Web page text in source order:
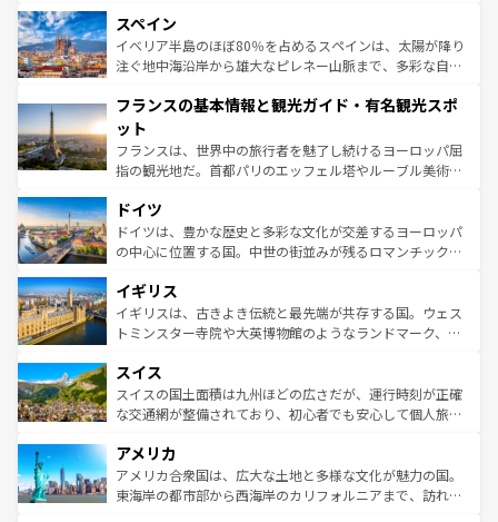
ろん、トスカーナの美しい田園風景やアマルフィ海岸の絶
景など、自然景観も見逃せない。観光の合間には、本場の
ピザやパスタなど、絶品のイタリア料理を堪能することも
ませてくれるイタリアで、忘れられない旅をしてみよう！
なお、新着のイタリア情報は
しい。
スペイン
イベリア半島のほぼ80％を占めるスペインは、太陽が降り
注ぐ地中海沿岸から雄大なピレネー山脈まで、多彩な自然
文化が根付くこの国では、情熱的なフラメンコ、熱気あふ
れる闘牛、そして美味しいタパスが生活の一部となってい
る。首都マドリードの洗練された雰囲気や、バルセロナの
アートに溢れた街角から、地方では古代ローマ遺跡や中世
せる。地方によって風土や気候が異なるスペインはその個
性で訪れる人を魅了する。 なお、新着のスペイン情報は コ
ンテンツ一覧を参照してほしい。
フランスの基本情報と観光ガイド・有名観光スポ
ット
フランスは、世界中の旅行者を魅了し続けるヨーロッパ屈
指の観光地だ。首都パリのエッフェル塔やルーブル美術館
で、幅広い魅力が詰まっている。華麗な宮殿、歴史的な大
聖堂、美しいビーチ、そして豊かな自然が、訪れる者を心
から魅了する。また、フランスは美食の国としても知ら
いる。シャンパンの発祥地であるランス、プロヴァンスの
香り高いラベンダー畑など、多彩な楽しみ方が可能だ。さ
らに、パリ以外の地域にも魅力が溢れており、どの街角に
れる地方に足を運ぶとそれぞれで全く異なる文化を体験で
きるだろう。 なお、新着のフランス情報はコンテンツ一覧
を参照してほしい。
ドイツ
ドイツは、豊かな歴史と多彩な文化が交差するヨーロッパ
の中心に位置する国。中世の街並みが残るロマンチック街
顔を持つこの国は、どこを歩いても飽きることがない。ベ
ルリンの文化的活気、バイエルン州のアルプスの絶景、そ
してライン川沿いのワイン畑といった風景は必見。ビール
は、お酒好きな人にはぜひ体験してほしい。 なお、新着の
ドイツ情報はコンテンツ一覧を参照してほしい。
イギリス
イギリスは、古きよき伝統と最先端が共存する国。ウェス
トミンスター寺院や大英博物館のようなランドマーク、歴
リアごとに異なる魅力がある。また、優雅なアフタヌーン
ティー、ビール好きにはたまらない英国パブ、サッカー観
戦など、本場だからこそできる体験も豊富。イギリスを旅
ンツ一覧を参照してほしい。
スイス
スイスの国土面積は九州ほどの広さだが、運行時刻が正確
な交通網が整備されており、初心者でも安心して個人旅行
の建物がそのまま残る町や、スイスならではのユニークな
博物館もあり、アルプス観光だけでなく町歩きも満喫する
ことができる。国民の所得が高いため物価も高いが、旅行
アメリカ
アメリカ合衆国は、広大な土地と多様な文化が魅力の国。
東海岸の都市部から西海岸のカリフォルニアまで、訪れる